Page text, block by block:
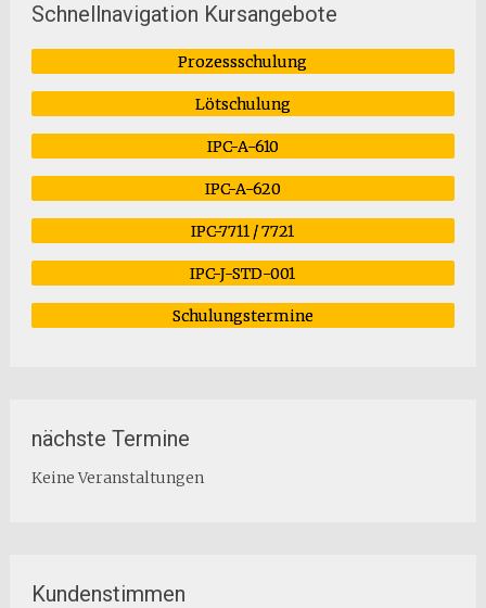
Schnellnavigation Kursangebote
Prozessschulung
Lötschulung
IPC-A-610
IPC-A-620
IPC-7711 / 7721
IPC-J-STD-001
Schulungstermine
nächste Termine
Keine Veranstaltungen
Kundenstimmen